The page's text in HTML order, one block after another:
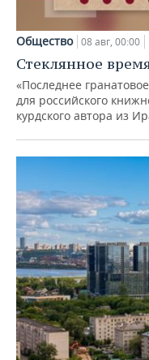
Общество 08 авг, 00:00
Стеклянное
«Последнее
для российского
курдского автора из